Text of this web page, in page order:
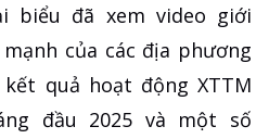
biểu đã xem video giới
của các địa phương
quả hoạt động XTTM
đầu 2025 và một số